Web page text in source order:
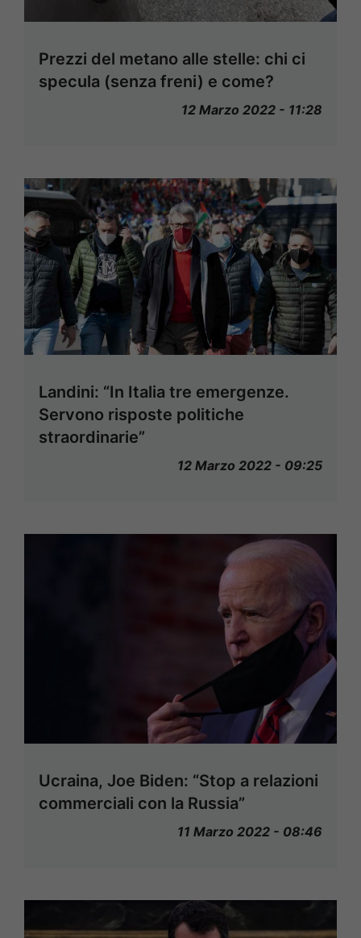
Prezzi del metano alle stelle: chi ci
specula (senza freni) e come?
12 Marzo 2022 - 11:28
Landini: “In Italia tre emergenze.
Servono risposte politiche
straordinarie”
12 Marzo 2022 - 09:25
Ucraina, Joe Biden: “Stop a relazioni
commerciali con la Russia”
11 Marzo 2022 - 08:46